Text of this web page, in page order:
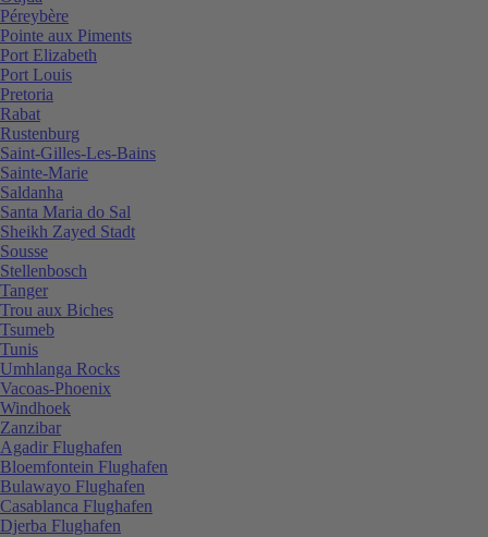
Péreybère
Pointe aux Piments
Port Elizabeth
Port Louis
Pretoria
Rabat
Rustenburg
Saint-Gilles-Les-Bains
Sainte-Marie
Saldanha
Santa Maria do Sal
Sheikh Zayed Stadt
Sousse
Stellenbosch
Tanger
Trou aux Biches
Tsumeb
Tunis
Umhlanga Rocks
Vacoas-Phoenix
Windhoek
Zanzibar
Agadir Flughafen
Bloemfontein Flughafen
Bulawayo Flughafen
Casablanca Flughafen
Djerba Flughafen